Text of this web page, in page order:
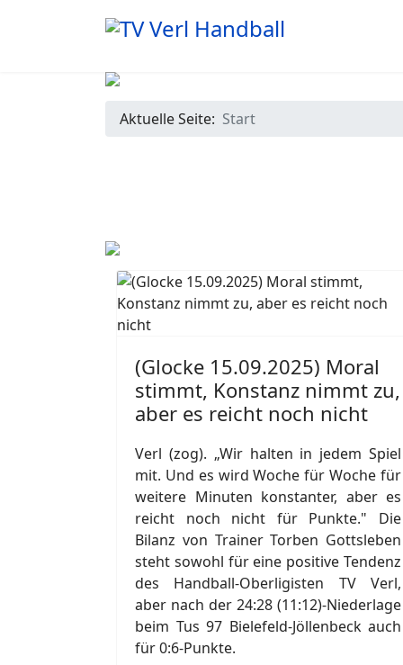
Aktuelle Seite: Start
(Glocke 15.09.2025) Moral
stimmt, Konstanz nimmt zu,
aber es reicht noch nicht
Verl (zog). „Wir halten in jedem Spiel
mit. Und es wird Woche für Woche für
weitere Minuten konstanter, aber es
reicht noch nicht für Punkte." Die
Bilanz von Trainer Torben Gottsleben
steht sowohl für eine positive Tendenz
des Handball-Oberligisten TV Verl,
aber nach der 24:28 (11:12)-Niederlage
beim Tus 97 Bielefeld-Jöllenbeck auch
für 0:6-Punkte.